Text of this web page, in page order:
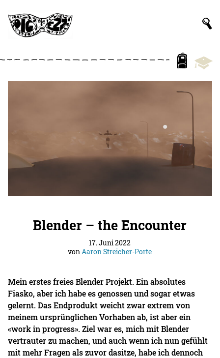
Blender – the Encounter
17. Juni 2022
vonAaron Streicher-Porte
Mein erstes freies Blender Projekt. Ein absolutes
Fiasko, aber ich habe es genossen und sogar etwas
gelernt. Das Endprodukt weicht zwar extrem von
meinem ursprünglichen Vorhaben ab, ist aber ein
«work in progress». Ziel war es, mich mit Blender
vertrauter zu machen, und auch wenn ich nun gefühlt
mit mehr Fragen als zuvor dasitze, habe ich dennoch